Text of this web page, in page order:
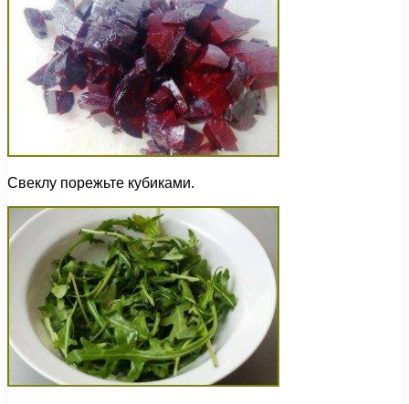
Свеклу порежьте кубиками.